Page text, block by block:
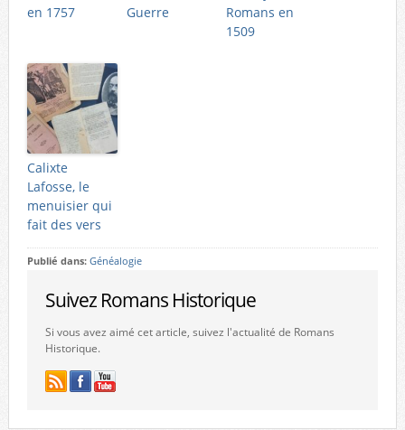
en 1757
Guerre
Romans en
1509
Calixte
Lafosse, le
menuisier qui
fait des vers
Publié dans: Généalogie
Suivez Romans Historique
Si vous avez aimé cet article, suivez l'actualité de Romans
Historique.